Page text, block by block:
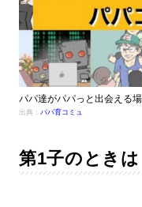
パパ達がパパっと出会える
出典： パパ育コミュ
第1子のときは